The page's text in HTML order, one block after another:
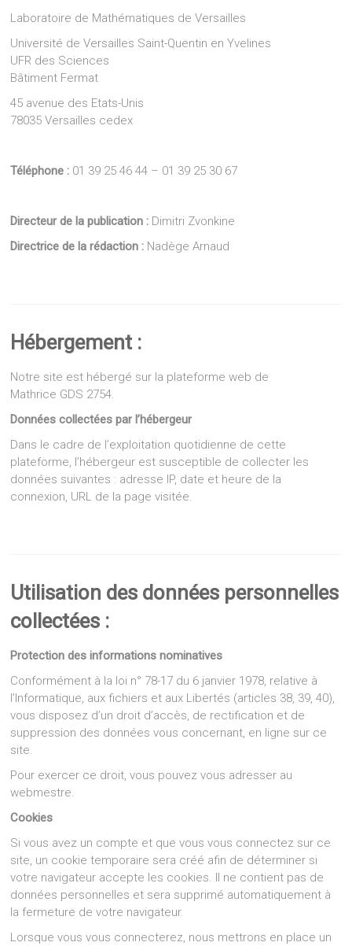
Laboratoire de Mathématiques de Versailles
Université de Versailles Saint-Quentin en Yvelines
UFR des Sciences
Bâtiment Fermat
45 avenue des Etats-Unis
78035 Versailles cedex
Téléphone : 01 39 25 46 44 – 01 39 25 30 67
Directeur de la publication : Dimitri Zvonkine
Directrice de la rédaction : Nadège Arnaud
Hébergement :
Notre site est hébergé sur la plateforme web de
Mathrice GDS 2754.
Données collectées par l’hébergeur
Dans le cadre de l’exploitation quotidienne de cette
plateforme, l’hébergeur est susceptible de collecter les
données suivantes : adresse IP, date et heure de la
connexion, URL de la page visitée.
Utilisation des données personnelles
collectées :
Protection des informations nominatives
Conformément à la loi n° 78-17 du 6 janvier 1978, relative à
l’Informatique, aux fichiers et aux Libertés (articles 38, 39, 40),
vous disposez d’un droit d’accès, de rectification et de
suppression des données vous concernant, en ligne sur ce
site.
Pour exercer ce droit, vous pouvez vous adresser au
webmestre.
Cookies
Si vous avez un compte et que vous vous connectez sur ce
site, un cookie temporaire sera créé afin de déterminer si
votre navigateur accepte les cookies. Il ne contient pas de
données personnelles et sera supprimé automatiquement à
la fermeture de votre navigateur.
Lorsque vous vous connecterez, nous mettrons en place un